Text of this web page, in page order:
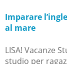
Imparare
al mare
LISA! Vacanze
studio per